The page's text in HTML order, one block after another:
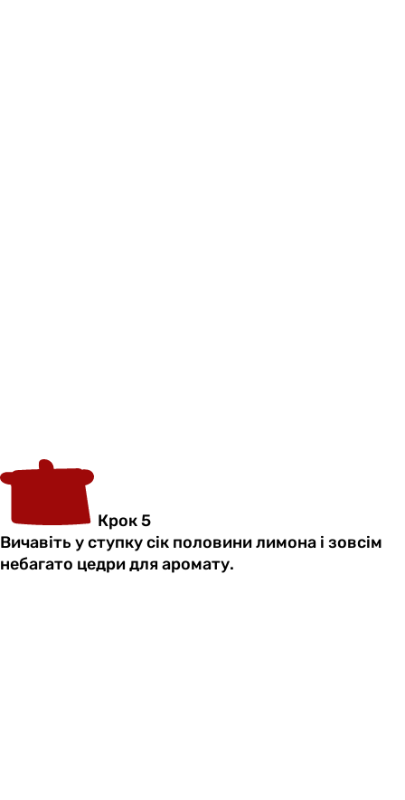
Крок 5
Вичавіть у ступку сік половини лимона і зовсім
небагато цедри для аромату.